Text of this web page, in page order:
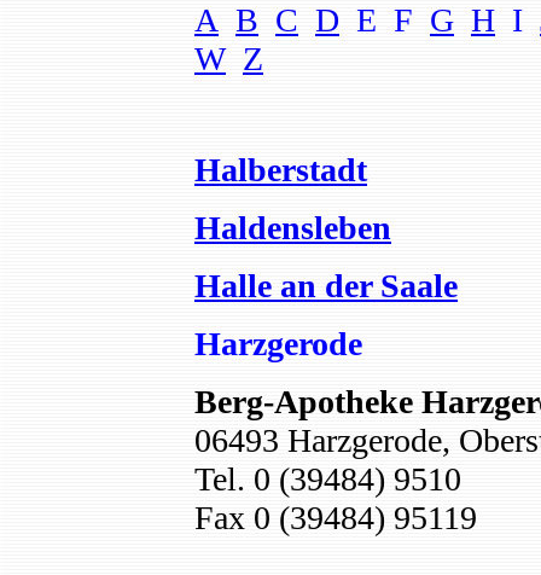
A B C D E F G H I
W Z
Halberstadt
Haldensleben
Halle an der Saale
Harzgerode
Berg-Apotheke
06493 Harzgerode,
Tel. 0 (39484) 9510
Fax 0 (39484) 95119